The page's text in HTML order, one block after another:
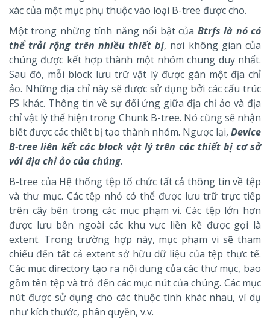
xác của một mục phụ thuộc vào loại B-tree được cho.
Một trong những tính năng nổi bật của Btrfs là nó có
thể trải rộng trên nhiều thiết bị, nơi không gian của
chúng được kết hợp thành một nhóm chung duy nhất.
Sau đó, mỗi block lưu trữ vật lý được gán một địa chỉ
ảo. Những địa chỉ này sẽ được sử dụng bởi các cấu trúc
FS khác. Thông tin về sự đối ứng giữa địa chỉ ảo và địa
chỉ vật lý thể hiện trong Chunk B-tree. Nó cũng sẽ nhận
biết được các thiết bị tạo thành nhóm. Ngược lại, Device
B-tree liên kết các block vật lý trên các thiết bị cơ sở
với địa chỉ ảo của chúng.
B-tree của Hệ thống tệp tổ chức tất cả thông tin về tệp
và thư mục. Các tệp nhỏ có thể được lưu trữ trực tiếp
trên cây bên trong các mục phạm vi. Các tệp lớn hơn
được lưu bên ngoài các khu vực liền kề được gọi là
extent. Trong trường hợp này, mục phạm vi sẽ tham
chiếu đến tất cả extent sở hữu dữ liệu của tệp thực tế.
Các mục directory tạo ra nội dung của các thư mục, bao
gồm tên tệp và trỏ đến các mục nút của chúng. Các mục
nút được sử dụng cho các thuộc tính khác nhau, ví dụ
như kích thước, phân quyền, v.v.